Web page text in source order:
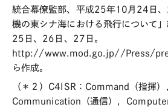
統合幕僚監部、平成25年10月24日
機の東シナ海における飛行について
25日、26日、27日。
http://www.mod.go.jp//Press/
ら作成。
（＊２）C4ISR：Command（指揮
Communication（通信），